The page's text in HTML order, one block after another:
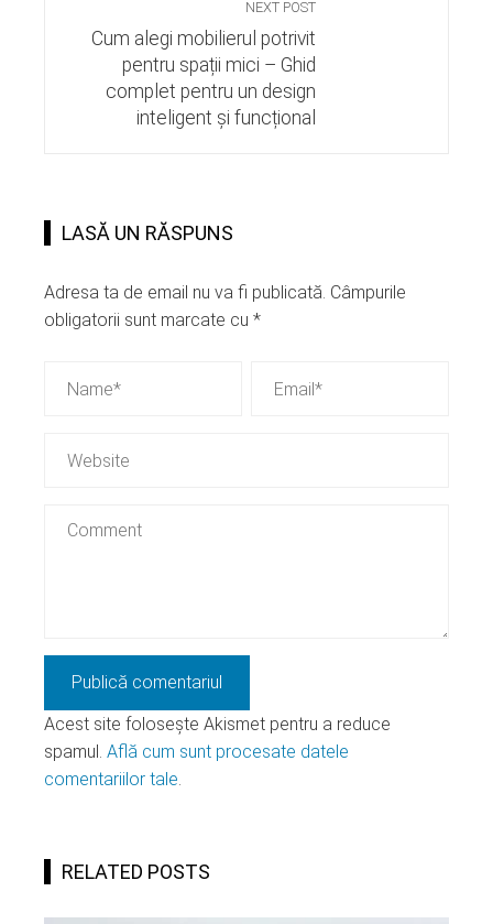
NEXT POST
Cum alegi mobilierul potrivit
pentru spații mici – Ghid
complet pentru un design
inteligent și funcțional
LASĂ UN RĂSPUNS
Adresa ta de email nu va fi publicată. Câmpurile
obligatorii sunt marcate cu *
Acest site folosește Akismet pentru a reduce
spamul. Află cum sunt procesate datele
comentariilor tale.
RELATED POSTS